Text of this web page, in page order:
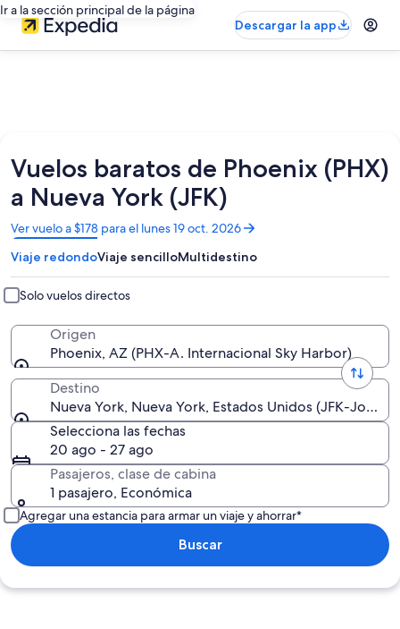
Ir a la sección principal de la página
Descargar la app
Vuelos baratos de Phoenix (PHX)
a Nueva York (JFK)
Ver vuelo a $178 para el lunes 19 oct. 2026
Se
abrirá
en
una
nueva
ventana
Viaje redondoViaje sencilloMultidestino
Solo vuelos directos
Origen
Phoenix, AZ (PHX-A. Internacional Sky Harbor)
Destino
Nueva York, Nueva York, Estados Unidos (JFK-John
Selecciona las fechas
20 ago - 27 ago
Pasajeros, clase de cabina
1 pasajero, Económica
Agregar una estancia para armar un viaje y ahorrar*
Buscar